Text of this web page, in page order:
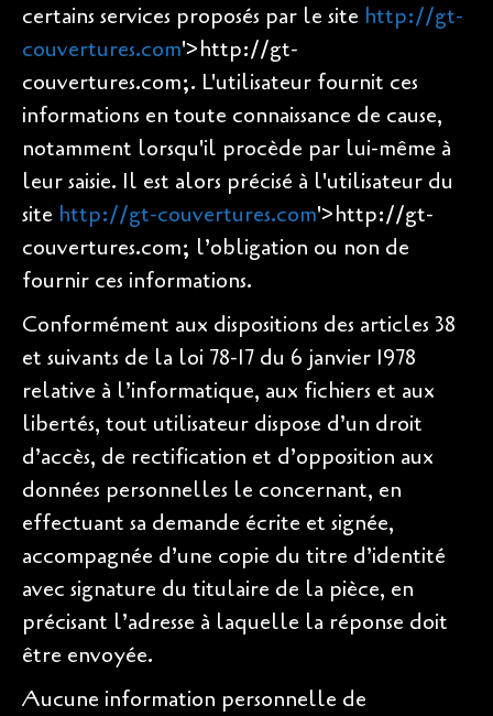
certains services proposés par le site http://gt-
couvertures.com'>http://gt-
couvertures.com;. L'utilisateur fournit ces
informations en toute connaissance de cause,
notamment lorsqu'il procède par lui-même à
leur saisie. Il est alors précisé à l'utilisateur du
site http://gt-couvertures.com'>http://gt-
couvertures.com; l’obligation ou non de
fournir ces informations.
Conformément aux dispositions des articles 38
et suivants de la loi 78-17 du 6 janvier 1978
relative à l’informatique, aux fichiers et aux
libertés, tout utilisateur dispose d’un droit
d’accès, de rectification et d’opposition aux
données personnelles le concernant, en
effectuant sa demande écrite et signée,
accompagnée d’une copie du titre d’identité
avec signature du titulaire de la pièce, en
précisant l’adresse à laquelle la réponse doit
être envoyée.
Aucune information personnelle de